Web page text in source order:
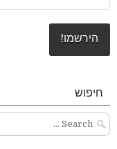
חיפוש
Search
for: